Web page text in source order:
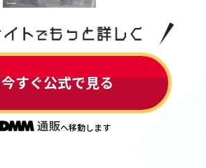
今すぐ公式で見る
へ移動します